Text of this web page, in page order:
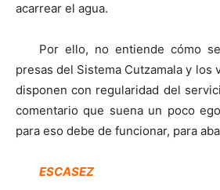
acarrear el agua.
Por ello, no entiende cómo
presas del Sistema Cutzamala y los
disponen con regularidad del
comentario que suena un poco
para eso debe de funcionar, para
ESCASEZ